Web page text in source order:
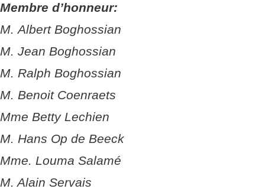
Membre d’honneur:
M. Albert Boghossian
M. Jean Boghossian
M. Ralph Boghossian
M. Benoit Coenraets
Mme Betty Lechien
M. Hans Op de Beeck
Mme. Louma Salamé
M. Alain Servais